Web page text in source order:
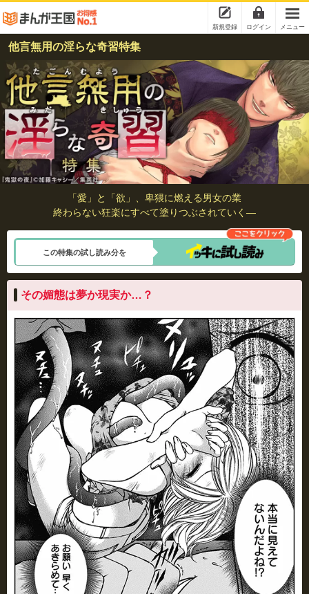
新規登録 ログイン メニュー
他言無用の淫らな奇習特集
「愛」と「欲」、卑猥に燃える男女の業
終わらない狂楽にすべて塗りつぶされていく―
この特集の試し読み分を
その媚態は夢か現実か…？